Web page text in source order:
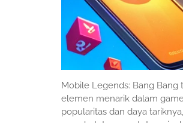
Mobile Legends: Bang Bang
elemen menarik dalam
popularitas dan daya